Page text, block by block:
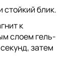
стойкий блик.
к
слоем гель-
затем